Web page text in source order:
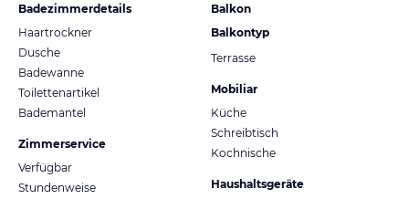
Badezimmerdetails
Haartrockner
Dusche
Badewanne
Toilettenartikel
Bademantel
Zimmerservice
Verfügbar
Stundenweise
Balkon
Balkontyp
Terrasse
Mobiliar
Küche
Schreibtisch
Kochnische
Haushaltsgeräte